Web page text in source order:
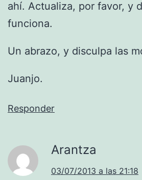
ahí. Actualiza, por favor, y
funciona.
Un abrazo, y disculpa las
Juanjo.
Responder
Arantza
03/07/2013 a las 21:18